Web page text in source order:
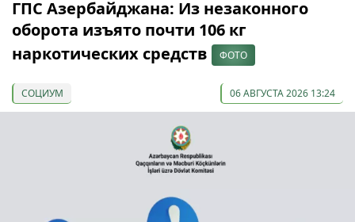
ГПС Азербайджана: Из незаконного
оборота изъято почти 106 кг
наркотических средств
ФОТО
СОЦИУМ 06 АВГУСТА 2026 13:24